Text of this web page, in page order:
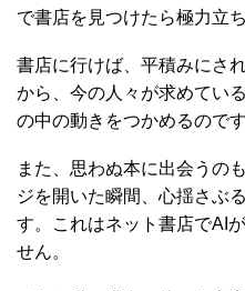
で書店を見つけたら極力立
書店に行けば、平積みにさ
から、今の人々が求めてい
の中の動きをつかめるのです
また、思わぬ本に出会うの
ジを開いた瞬間、心揺さぶ
す。これはネット書店でAI
せん。